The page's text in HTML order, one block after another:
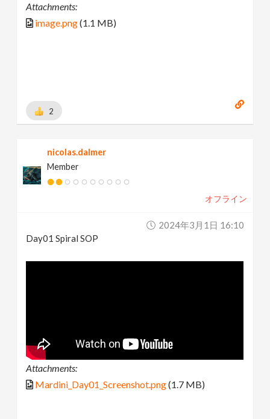
Attachments:
image.png(1.1 MB)
2
nicolas.dalmer
Member
オフライン
2024年3月1日 16:10
Day01 Spiral SOP
Attachments:
Mardini_Day01_Screenshot.png(1.7 MB)